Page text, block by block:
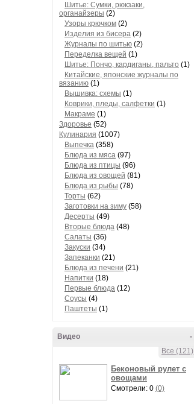
Шитье: Сумки, рюкзаки,
органайзеры (2)
Узоры крючком (2)
Изделия из бисера (2)
Журналы по шитью (2)
Переделка вещей (1)
Шитье: Пончо, кардиганы, пальто (1)
Китайские, японские журналы по
вязанию (1)
Вышивка: схемы (1)
Коврики, пледы, салфетки (1)
Макраме (1)
Здоровье (52)
Кулинария (1007)
Выпечка (358)
Блюда из мяса (97)
Блюда из птицы (96)
Блюда из овощей (81)
Блюда из рыбы (78)
Торты (62)
Заготовки на зиму (58)
Десерты (49)
Вторые блюда (48)
Салаты (36)
Закуски (34)
Запеканки (21)
Блюда из печени (21)
Напитки (18)
Первые блюда (12)
Соусы (4)
Паштеты (1)
-
Видео
Все (121)
Беконовый рулет с
овощами
Смотрели: 0 (0)